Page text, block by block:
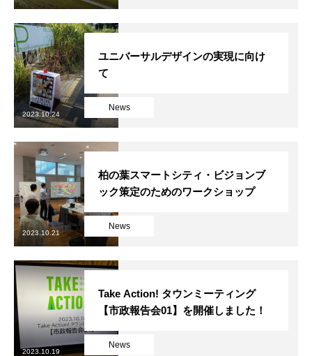
News
ユニバーサルデザインの実現に向け
て
2023.10.24
News
柏の葉スマートシティ・ビジョンブ
ック策定のためのワークショップ
2023.10.21
News
Take Action! タウンミーティング
【市政報告会01】を開催しました！
2023.10.19